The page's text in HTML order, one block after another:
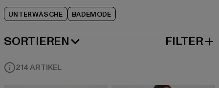
UNTERWÄSCHE BADEMODE
SORTIEREN
BELIEBTESTE FILTER
214 ARTIKEL